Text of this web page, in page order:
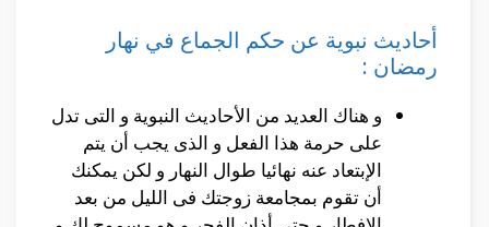
أحاديث نبوية عن حكم الجماع في نهار
رمضان :
و هناك العديد من الأحاديث النبوية و التى تدل
على حرمة هذا الفعل و الذى يجب أن يتم
الإبتعاد عنه نهائيا طوال النهار و لكن يمكنك
أن تقوم بمجامعة زوجتك فى الليل من بعد